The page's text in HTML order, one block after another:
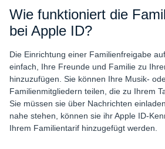
Wie funktioniert die
bei Apple ID?
Die Einrichtung einer Familienfreigabe
einfach, Ihre Freunde und Familie zu
hinzuzufügen. Sie können Ihre Musik-
Familienmitgliedern teilen, die zu Ihrem
Sie müssen sie über Nachrichten
nahe stehen, können sie ihr Apple ID-
Ihrem Familientarif hinzugefügt werden.